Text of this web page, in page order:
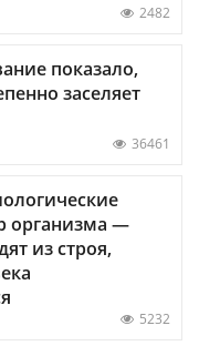
2482
показало,
заселяет
36461
организма —
из строя,
5232